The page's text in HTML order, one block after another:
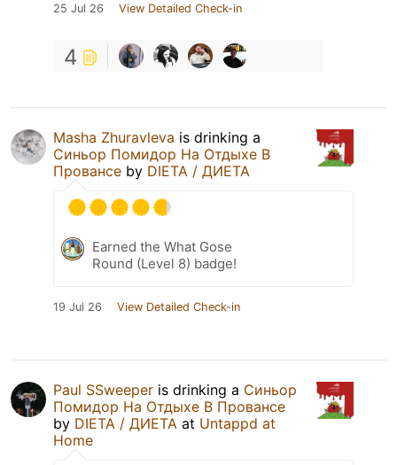
25 Jul 26 View Detailed Check-in
4
Masha Zhuravleva is drinking a
Синьор Помидор На Отдыхе В
Провансе by DIETA / ДИЕТА
Earned the What Gose
Round (Level 8) badge!
19 Jul 26 View Detailed Check-in
Paul SSweeper is drinking a Синьор
Помидор На Отдыхе В Провансе
by DIETA / ДИЕТА at Untappd at
Home